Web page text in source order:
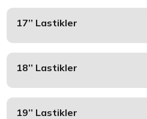
17’’ Lastikler
18’’ Lastikler
19’’ Lastikler